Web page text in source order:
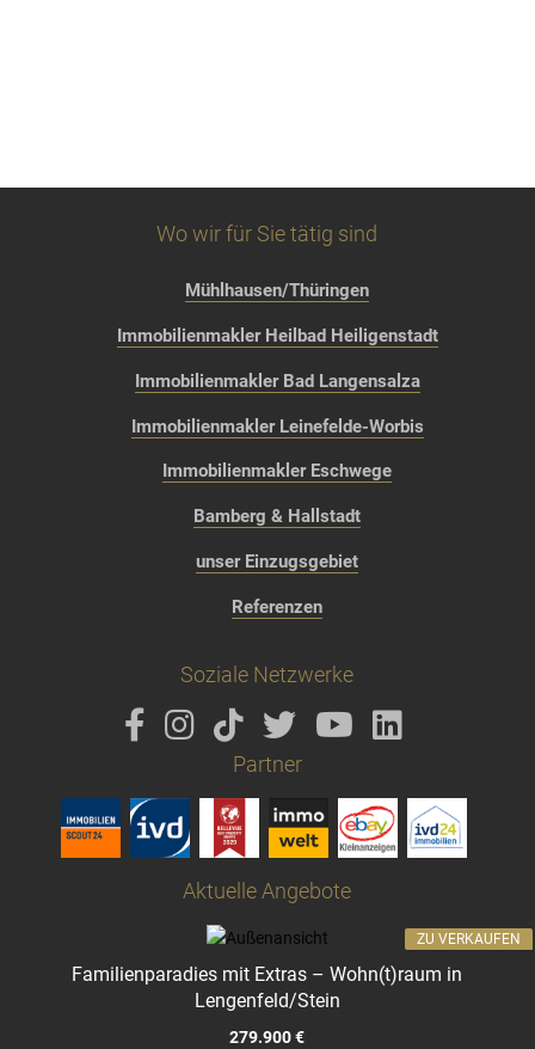
Wo wir für Sie tätig sind
Mühlhausen/Thüringen
Immobilienmakler Heilbad Heiligenstadt
Immobilienmakler Bad Langensalza
Immobilienmakler Leinefelde-Worbis
Immobilienmakler Eschwege
Bamberg & Hallstadt
unser Einzugsgebiet
Referenzen
Soziale Netzwerke
Partner
Aktuelle Angebote
Familienparadies mit Extras – Wohn(t)raum in
Lengenfeld/Stein
279.900 €
ZU VERKAUFEN